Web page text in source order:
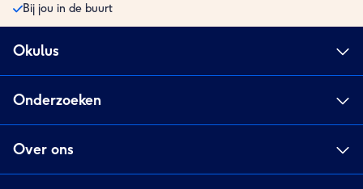
Bij jou in de buurt
Okulus
Onderzoeken
Over ons